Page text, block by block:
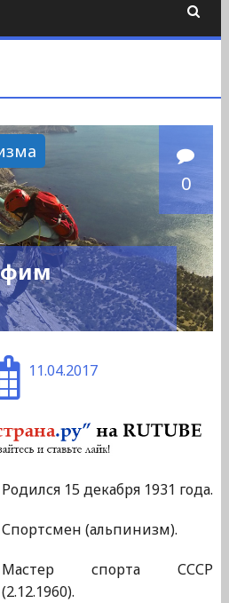
0
11.04.2017
Родился 15 декабря 1931 года.
Спортсмен (альпинизм).
Мастер спорта СССР
(2.12.1960).